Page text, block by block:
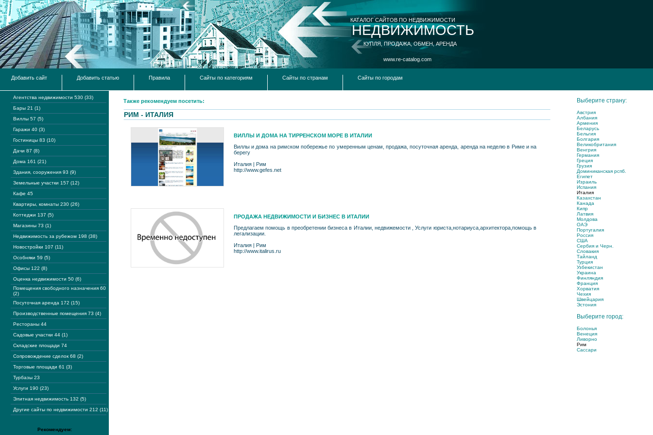
КАТАЛОГ САЙТОВ ПО НЕДВИЖИМОСТИ
НЕДВИЖИМОСТЬ
КУПЛЯ, ПРОДАЖА, ОБМЕН, АРЕНДА
www.re-catalog.com
Добавить сайт Добавить статью Правила Сайты по категориям Сайты по странам Сайты по городам
Агентства недвижимости 530 (33)
Бары 21 (1)
Виллы 57 (5)
Гаражи 40 (3)
Гостиницы 83 (10)
Дачи 87 (8)
Дома 161 (21)
Здания, сооружения 93 (9)
Земельные участки 157 (12)
Кафе 45
Квартиры, комнаты 230 (26)
Коттеджи 137 (5)
Магазины 73 (1)
Недвижимость за рубежом 198 (38)
Новостройки 107 (11)
Особняки 59 (5)
Офисы 122 (8)
Оценка недвижимости 50 (6)
Помещения свободного назначения 60
(2)
Посуточная аренда 172 (15)
Производственные помещения 73 (4)
Рестораны 44
Садовые участки 44 (1)
Складские площади 74
Сопровождение сделок 68 (2)
Торговые площади 61 (3)
Турбазы 23
Услуги 190 (23)
Элитная недвижимость 132 (5)
Другие сайты по недвижимости 212 (11)
Рекомендуем:
Также рекомендуем посетить:
РИМ - ИТАЛИЯ
ВИЛЛЫ И ДОМА НА ТИРРЕНСКОМ МОРЕ В ИТАЛИИ
Виллы и дома на римском побережье по умеренным ценам, продажа, посуточная аренда, аренда на неделю в Риме и на
берегу
Италия | Рим
http://www.gefes.net
ПРОДАЖА НЕДВИЖИМОСТИ И БИЗНЕС В ИТАЛИИ
Предлагаем помощь в преобретении бизнеса в Италии, недвижемости , Услуги юриста,нотариуса,архитектора,помощь в
легализации.
Италия | Рим
http://www.italirus.ru
Выберите страну:
Австрия
Албания
Армения
Беларусь
Бельгия
Болгария
Великобритания
Венгрия
Германия
Греция
Грузия
Доминиканская рспб.
Египет
Израиль
Испания
Италия
Казахстан
Канада
Кипр
Латвия
Молдова
ОАЭ
Португалия
Россия
США
Сербия и Черн.
Словакия
Тайланд
Турция
Узбекистан
Украина
Финляндия
Франция
Хорватия
Чехия
Швейцария
Эстония
Выберите город:
Болонья
Венеция
Ливорно
Рим
Сассари